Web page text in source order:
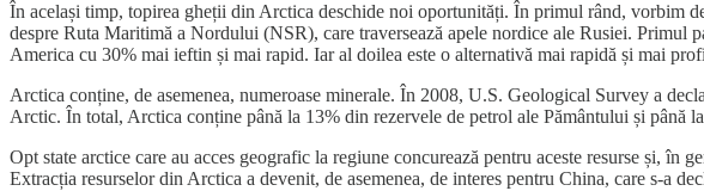
În același timp, topirea gheții din Arctica deschide noi oportunități. În primul rând, vorbim
despre Ruta Maritimă a Nordului (NSR), care traversează apele nordice ale Rusiei. Primul
America cu 30% mai ieftin și mai rapid. Iar al doilea este o alternativă mai rapidă și mai
Arctica conține, de asemenea, numeroase minerale. În 2008, U.S. Geological Survey a
Arctic. În total, Arctica conține până la 13% din rezervele de petrol ale Pământului și până
Opt state arctice care au acces geografic la regiune concurează pentru aceste resurse și,
Extracția resurselor din Arctica a devenit, de asemenea, de interes pentru China, care s-a